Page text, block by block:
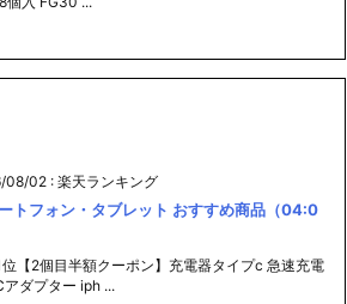
08/02 : 楽天ランキング
トフォン・タブレット おすすめ商品（04:0
【2個目半額クーポン】充電器タイプc 急速充電
アダプター iph ...